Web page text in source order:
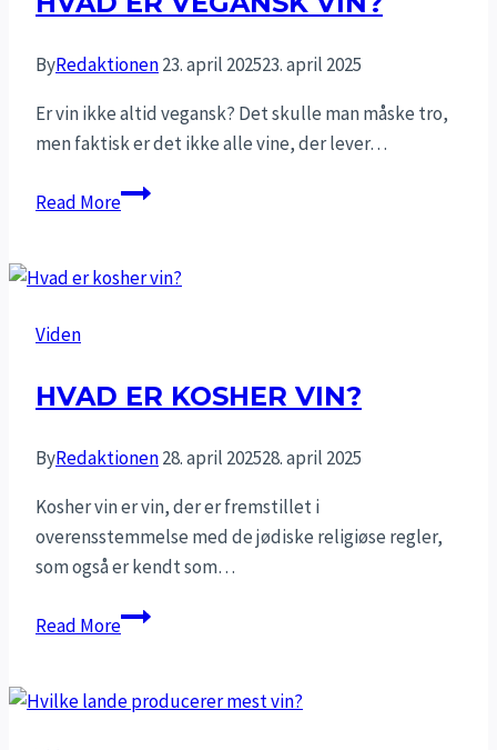
ByRedaktionen23. april 202523. april 2025
Er vin ikke altid vegansk? Det skulle man måske tro,
men faktisk er det ikke alle vine, der lever…
Read MoreHvad
vin?
Viden
HVAD ER KOSHER VIN?
ByRedaktionen28. april 202528. april 2025
Kosher vin er vin, der er fremstillet i
overensstemmelse med de jødiske religiøse regler,
som også er kendt som…
Read MoreHvad
vin?